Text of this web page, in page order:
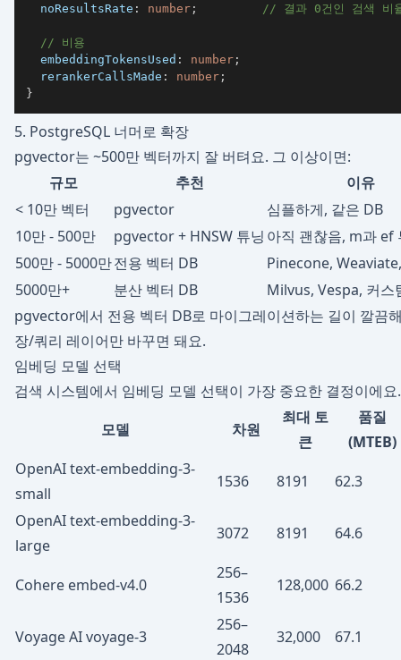
  noResultsRate
: number ; // 결과 0건인 검색 비
// 비용
  embeddingTokensUsed
: number ;
  rerankerCallsMade
: number ;
}
5. PostgreSQL 너머로 확장
pgvector는 ~500만 벡터까지 잘 버텨요. 그 이상이면:
규모
추천
이유
< 10만 벡터
pgvector
심플하게, 같은 DB
10만 - 500만
pgvector + HNSW 튜닝 아직 괜찮음, m과 ef
500만 - 5000만전용 벡터 DB
Pinecone,
5000만+
분산 벡터 DB
Milvus, Vespa, 커스
pgvector에서 전용 벡터 DB로 마이그레이션하는 길이 깔끔
장/쿼리 레이어만 바꾸면 돼요.
임베딩 모델 선택
검색 시스템에서 임베딩 모델 선택이 가장 중요한 결정이에
모델
차원
최대 토
큰
품질
(MTEB)
OpenAI text-embedding-3-
small
1536 8191
62.3
OpenAI text-embedding-3-
large
3072 8191 64.6
Cohere embed-v4.0
256–
1536
128,000 66.2
Voyage AI voyage-3
256–
2048
32,000 67.1